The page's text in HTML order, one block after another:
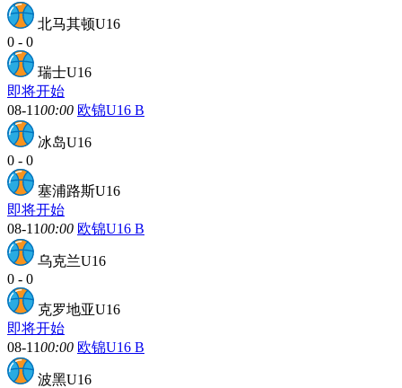
北马其顿U16
0 - 0
瑞士U16
即将开始
08-1100:00 欧锦U16 B
冰岛U16
0 - 0
塞浦路斯U16
即将开始
08-1100:00 欧锦U16 B
乌克兰U16
0 - 0
克罗地亚U16
即将开始
08-1100:00 欧锦U16 B
波黑U16